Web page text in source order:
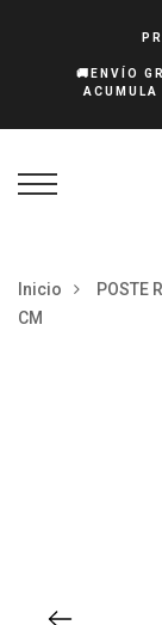
🚚ENVÍO
ACUMULA
Inicio
POSTE
CM